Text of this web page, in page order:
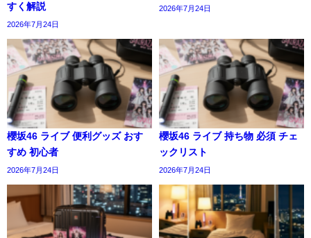
すく解説
2026年7月24日
2026年7月24日
櫻坂46 ライブ 便利グッズ おす
すめ 初心者
2026年7月24日
櫻坂46 ライブ 持ち物 必須 チェ
ックリスト
2026年7月24日